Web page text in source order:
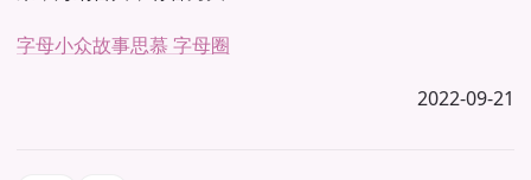
字母小众故事思慕 字母圈
2022-09-21